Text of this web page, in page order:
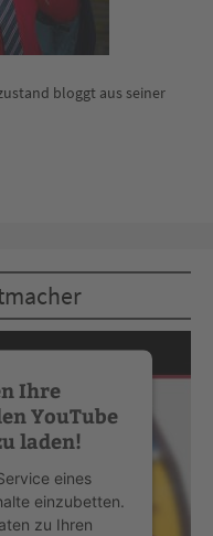
bloggt aus seiner
Ihre
YouTube
laden!
eines
einzubetten.
zu Ihren